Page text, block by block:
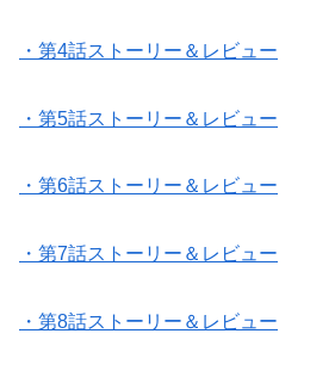
・第4話ストーリー＆レビュー
・第5話ストーリー＆レビュー
・第6話ストーリー＆レビュー
・第7話ストーリー＆レビュー
・第8話ストーリー＆レビュー